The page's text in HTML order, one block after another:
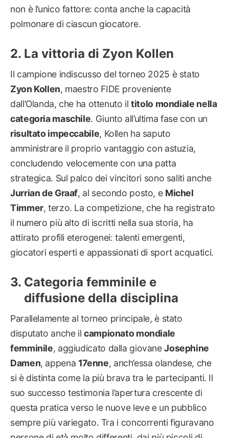
non è l’unico fattore: conta anche la capacità
polmonare di ciascun giocatore.
La vittoria di Zyon Kollen
Il campione indiscusso del torneo 2025 è stato
Zyon Kollen, maestro FIDE proveniente
dall’Olanda, che ha ottenuto iltitolo mondiale nella
categoria maschile. Giunto all’ultima fase con un
risultato impeccabile, Kollen ha saputo
amministrare il proprio vantaggio con astuzia,
concludendo velocemente con una patta
strategica. Sul palco dei vincitori sono saliti anche
Jurrian de Graaf, al secondo posto, e Michel
Timmer, terzo. La competizione, che ha registrato
il numero più alto di iscritti nella sua storia, ha
attirato profili eterogenei: talenti emergenti,
giocatori esperti e appassionati di sport acquatici.
Categoria femminile e
diffusione della disciplina
Parallelamente al torneo principale, è stato
disputato anche il campionato mondiale
femminile, aggiudicato dalla giovaneJosephine
Damen, appena 17enne, anch’essa olandese, che
si è distinta come la più brava tra le partecipanti. Il
suo successo testimonia l’apertura crescente di
questa pratica verso le nuove leve e un pubblico
sempre più variegato. Tra i concorrenti figuravano